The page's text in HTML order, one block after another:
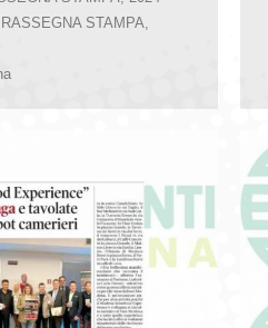
RASSEGNA STAMPA